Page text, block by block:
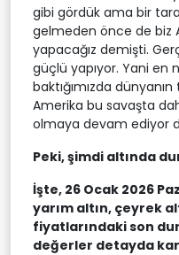
gibi gördük ama bir
gelmeden önce de biz
yapacağız demişti.
güçlü yapıyor. Yani en
baktığımızda
Amerika bu savaşta
olmaya devam ediyor
Peki, şimdi altında
İşte, 26 Ocak 2026
yarım altın, çeyrek
fiyatlarındaki son
değerler detayda